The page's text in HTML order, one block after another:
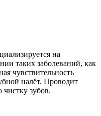
на
таких заболеваний, как
чувствительность
налёт. Проводит
чистку зубов.